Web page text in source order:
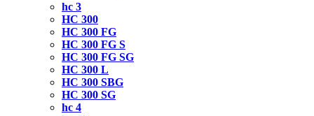
hc 3
HC 300
HC 300 FG
HC 300 FG S
HC 300 FG SG
HC 300 L
HC 300 SBG
HC 300 SG
hc 4